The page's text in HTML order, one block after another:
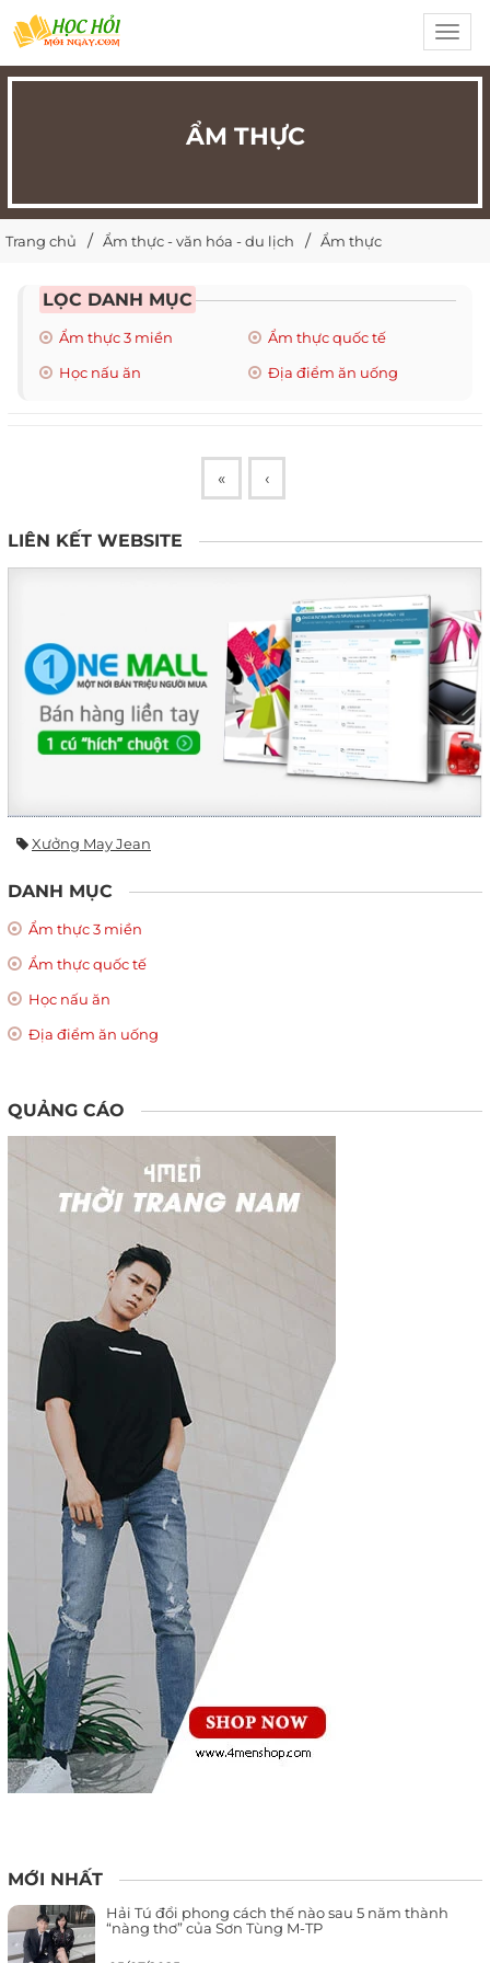
ẨM THỰC
Trang chủ Ẩm thực - văn hóa - du lịch Ẩm thực
LỌC DANH MỤC
Ẩm thực 3 miền
Ẩm thực quốc tế
Học nấu ăn
Địa điểm ăn uống
« ‹
LIÊN KẾT WEBSITE
Xưởng May Jean
DANH MỤC
Ẩm thực 3 miền
Ẩm thực quốc tế
Học nấu ăn
Địa điểm ăn uống
QUẢNG CÁO
MỚI NHẤT
Hải Tú đổi phong cách thế nào sau 5 năm thành
“nàng thơ” của Sơn Tùng M-TP